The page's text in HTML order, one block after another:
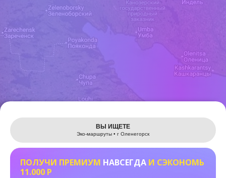
Leaflet
ВЫ ИЩЕТЕ
Эко-маршруты • г Оленегорск
ПОЛУЧИ ПРЕМИУМ НАВСЕГДА И СЭКОНОМЬ
11.000 Р